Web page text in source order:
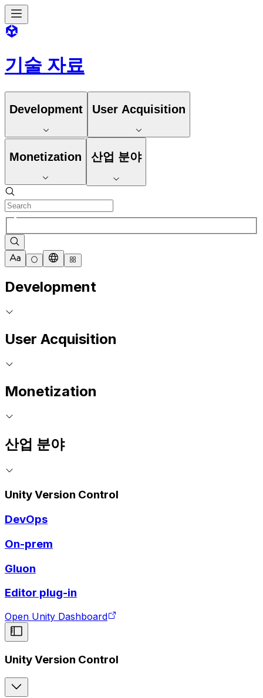
기술 자료
Development User Acquisition
Monetization 산업 분야
Development
User Acquisition
Monetization
산업 분야
Unity Version Control
DevOps
On-prem
Gluon
Editor plug-in
Open Unity Dashboard
Unity Version Control